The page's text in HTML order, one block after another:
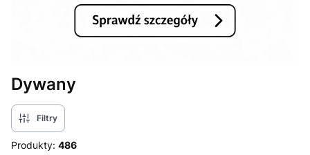
Dywany
Filtry
Produkty: 486